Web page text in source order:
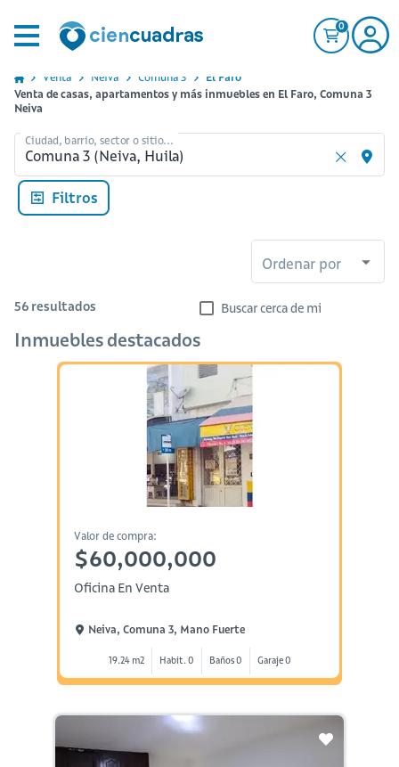
0
Venta Neiva Comuna 3
El Faro
Venta de casas, apartamentos y más inmuebles en El Faro, Comuna 3
Neiva
Ciudad, barrio, sector o sitio...
Filtros
Ordenar por
56 resultados Buscar cerca de mi
Inmuebles destacados
Valor de compra:
$60,000,000
Oficina En Venta
Neiva, Comuna 3, Mano Fuerte
19.24 m2 Habit. 0 Baños 0 Garaje 0